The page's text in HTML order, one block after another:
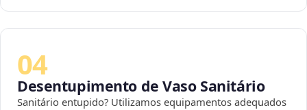
04
Desentupimento de Vaso Sanitário
Sanitário entupido? Utilizamos equipamentos adequados